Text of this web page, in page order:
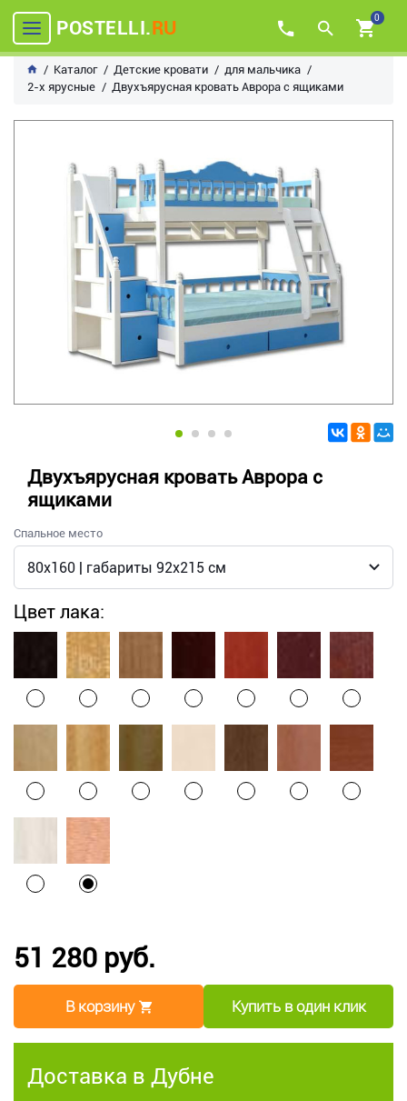
POSTELLI.RU 0
Каталог Детские кровати
для мальчика
2-х ярусные
Двухъярусная кровать Аврора с ящиками
Двухъярусная кровать Аврора с
ящиками
Спальное место
Цвет лака:
51 280 руб.
В корзину Купить в один клик
Доставка в Дубне